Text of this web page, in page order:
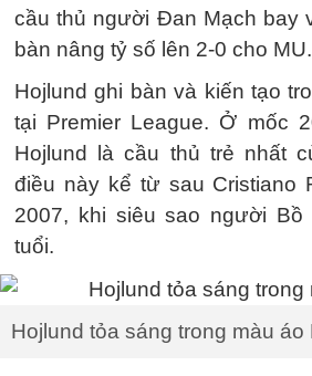
cầu thủ người Đan Mạch bay
bàn nâng tỷ số lên 2-0 cho MU.
Hojlund ghi bàn và kiến tạo
tại Premier League. Ở mốc
Hojlund là cầu thủ trẻ nhất
điều này kể từ sau Cristiano
2007, khi siêu sao người
tuổi.
Hojlund tỏa sáng trong màu áo